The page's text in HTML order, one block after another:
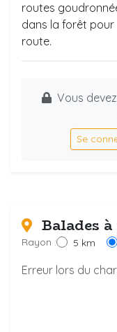
routes
dans la forêt pour
route.
Vous
Se
Balades
Rayon : 5 km
Erreur lors du